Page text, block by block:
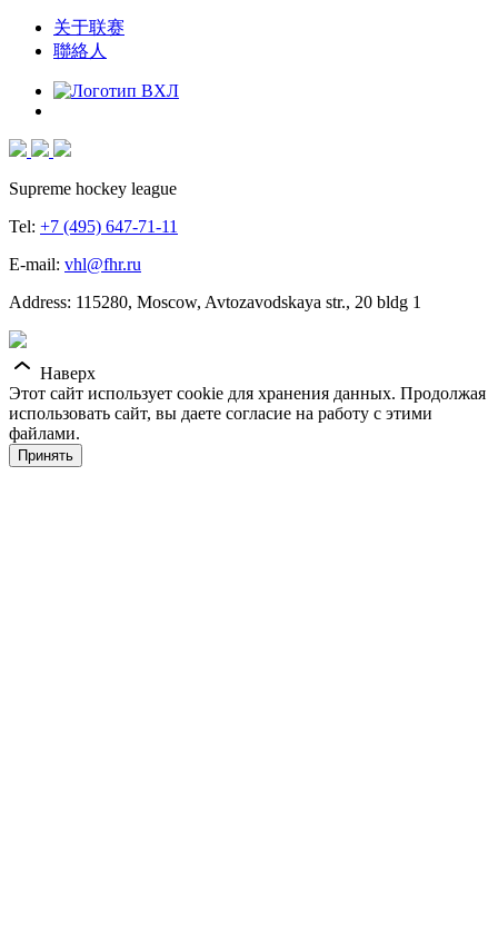
关于联赛
聯絡人
Supreme hockey league
Tel: +7 (495) 647-71-11
E-mail: vhl@fhr.ru
Address: 115280, Moscow, Avtozavodskaya str., 20 bldg 1
Наверх
Этот сайт использует cookie для хранения данных. Продолжая
использовать сайт, вы даете согласие на работу с этими
файлами.
Принять